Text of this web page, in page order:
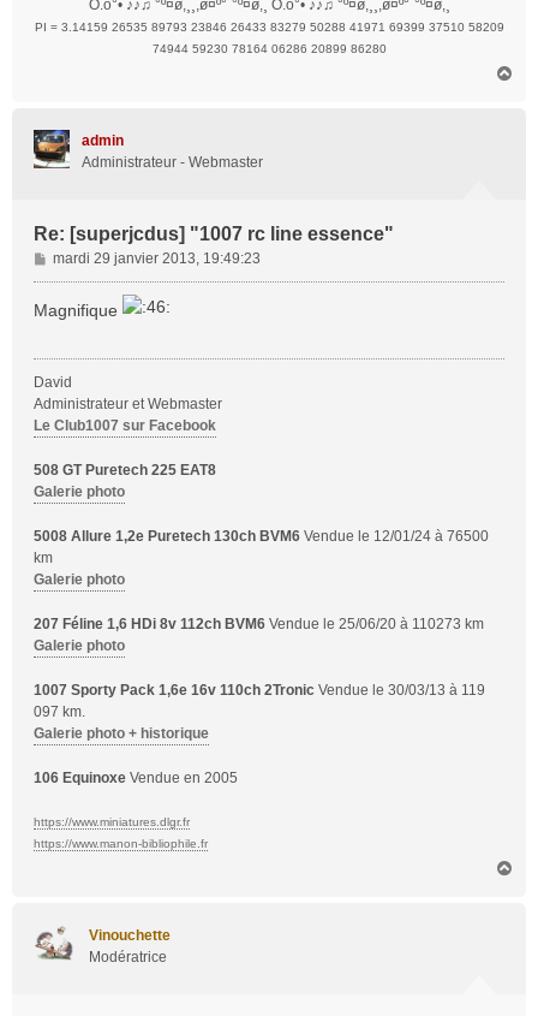
O.o°• ♪♪♫ °º¤ø,¸¸,ø¤º°`°º¤ø,¸ O.o°• ♪♪♫ °º¤ø,¸¸,ø¤º°`°º¤ø,¸
PI = 3.14159 26535 89793 23846 26433 83279 50288 41971 69399 37510 58209
74944 59230 78164 06286 20899 86280
admin
Administrateur - Webmaster
Re: [superjcdus] "1007 rc line essence"
M
e
s
g
e
mardi 29 janvier 2013, 19:49:23
Magnifique
David
Administrateur et Webmaster
Le Club1007 sur Facebook
508 GT Puretech 225 EAT8
Galerie photo
5008 Allure 1,2e Puretech 130ch BVM6 Vendue le 12/01/24 à 76500
km
Galerie photo
207 Féline 1,6 HDi 8v 112ch BVM6 Vendue le 25/06/20 à 110273 km
Galerie photo
1007 Sporty Pack 1,6e 16v 110ch 2Tronic Vendue le 30/03/13 à 119
097 km.
Galerie photo + historique
106 Equinoxe Vendue en 2005
https://www.miniatures.dlgr.fr
https://www.manon-bibliophile.fr
Vinouchette
Modératrice